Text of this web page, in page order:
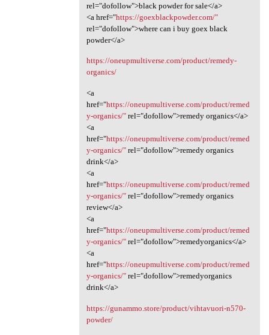
rel="dofollow">black powder for sale</a>
<a href="https://goexblackpowder.com/"
rel="dofollow">where can i buy goex black
powder</a>
https://oneupmultiverse.com/product/remedy-
organics/
<a
href="https://oneupmultiverse.com/product/remed
y-organics/"rel="dofollow">remedy organics</a>
<a
href="https://oneupmultiverse.com/product/remed
y-organics/"rel="dofollow">remedy organics
drink</a>
<a
href="https://oneupmultiverse.com/product/remed
y-organics/"rel="dofollow">remedy organics
review</a>
<a
href="https://oneupmultiverse.com/product/remed
y-organics/"rel="dofollow">remedyorganics</a>
<a
href="https://oneupmultiverse.com/product/remed
y-organics/"rel="dofollow">remedyorganics
drink</a>
https://gunammo.store/product/vihtavuori-n570-
powder/